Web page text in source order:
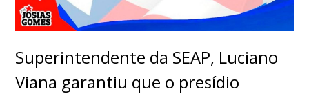
Superintendente da SEAP, Luciano
Viana garantiu que o presídio